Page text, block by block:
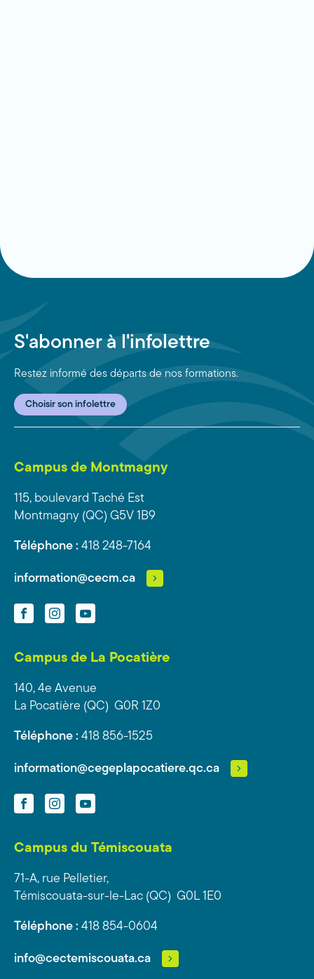
S'abonner à l'infolettre
Restez informé des départs de nos formations.
Choisir son infolettre
Campus de Montmagny
115, boulevard Taché Est
Montmagny (QC) G5V 1B9
Téléphone : 418 248-7164
information@cecm.ca
FacebookInstagramYouTube
Campus de La Pocatière
140, 4e Avenue
La Pocatière (QC) G0R 1Z0
Téléphone : 418 856-1525
information@cegeplapocatiere.qc.ca
FacebookInstagramYouTube
Campus du Témiscouata
71-A, rue Pelletier,
Témiscouata-sur-le-Lac (QC) G0L 1E0
Téléphone : 418 854-0604
info@cectemiscouata.ca